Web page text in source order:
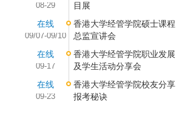
08-29
目展
在线
09/07-09/10
香港大学经管学院硕士课程
总监宣讲会
在线
09-17
香港大学经管学院职业发展
及学生活动分享会
在线
09-23
香港大学经管学院校友分享
报考秘诀